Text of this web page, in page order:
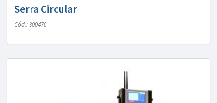
Serra Circular
Cód.: 300470